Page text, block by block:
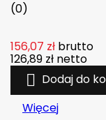
(0)
156,07 zł brutto
126,89 zł netto
 Dodaj do
Więcej